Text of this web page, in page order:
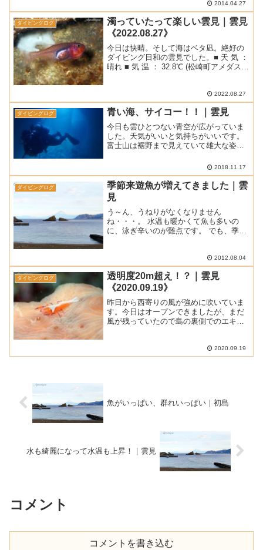
予報ながら海はベタ凪でした。朝のうち
は白くもやって見えなかった富士山も
徐々に雄大な姿を見せてくれま...
2014.04.27
ダイビングログ
濁っていたって楽しい雲見｜雲見
《2022.08.27》
今日は快晴。そして海はベタ凪。絶好の
ダイビング日和の雲見でした。■ 天 気 ：
晴れ ■ 気 温 ： 32.8℃ (松崎町アメダスに
2022.08.27
ダイビングログ 青い海、サイコー！！｜雲見
今日も雲ひとつない青空が広がっていま
した。天気がいいと気持ちがいいです。
富士山は裾野まで見えていて雄大な姿で
グコンディションです！■ 天気 ： 晴れ■
気温 ： 21.1℃ (松崎町アメダスによる最
高気温...
2018.11.17
ダイビングログ
季節来遊魚が増えてきました｜雲
見
う～ん、うねりがなくなりません
ね・・・。 水温も暖かくて魚も多いの
に、泳ぎ辛いのが難点です。 でも、季節
チームの2班体制です。 ■ 天気 晴れ ■ 気
温 32℃ ■ ...
2012.08.04
ダイビングログ
透明度20m超え！？｜雲見
《2020.09.19》
昨日から西寄りの風が強めに吹いていま
す。今日はオープンできましたが、まだ
風が残っていたので島の裏側でのエキジ
たので、問題なく楽しめました。■ 天 気
： 晴れ時々くもり...
2020.09.19
魚がいっぱい、群れいっぱい｜初島
水も綺麗になって水温も上昇！｜雲見
コメント
コメントを書き込む